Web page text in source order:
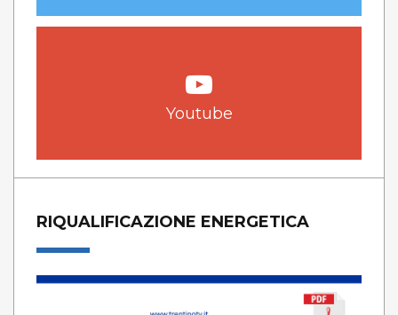
Youtube
RIQUALIFICAZIONE ENERGETICA